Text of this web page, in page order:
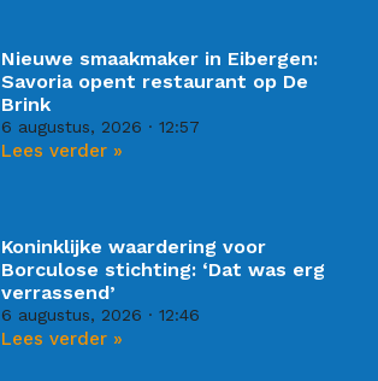
Nieuwe smaakmaker in Eibergen:
Savoria opent restaurant op De
Brink
6 augustus, 2026 12:57
Lees verder »
Koninklijke waardering voor
Borculose stichting: ‘Dat was erg
verrassend’
6 augustus, 2026 12:46
Lees verder »